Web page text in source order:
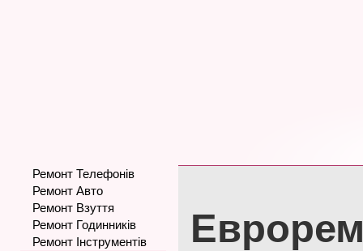
Ремонт Телефонів
Ремонт Авто
Ремонт Взуття
Ремонт Годинників
Ремонт Інструментів